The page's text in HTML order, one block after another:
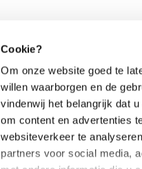
Cookie?
Om onze website goed te
willen waarborgen en de
vindenwij het belangrijk dat
om content en advertenties
websiteverkeer te
partners voor social media,
Staking
Extra gemaakte
Vlucht